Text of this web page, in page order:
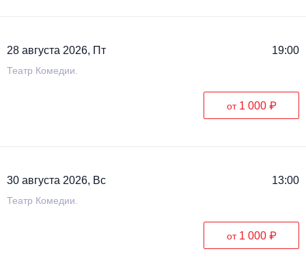
28 августа 2026, Пт 19:00
Театр Комедии.
от 1 000 ₽
30 августа 2026, Вс 13:00
Театр Комедии.
от 1 000 ₽